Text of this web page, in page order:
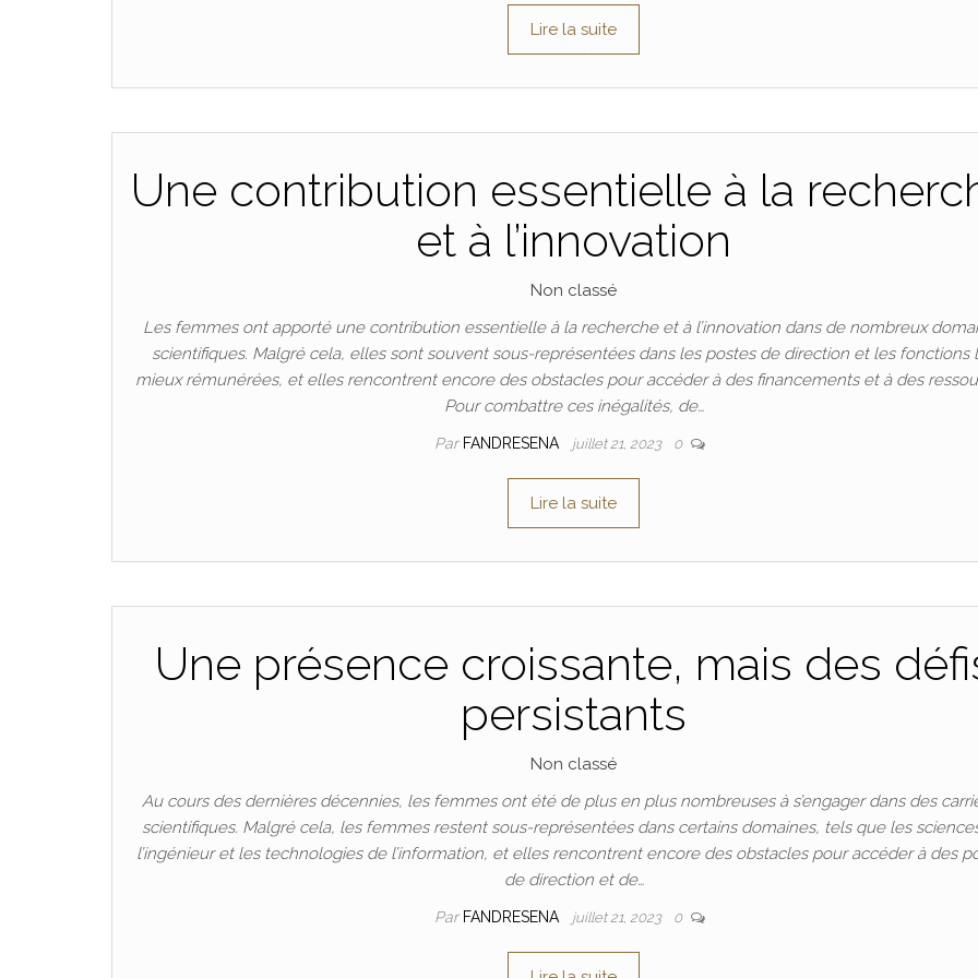
Lire la suite
Une contribution essentielle à la
et à l’innovation
Non classé
Les femmes ont apporté une contribution essentielle à la recherche et à l’innovation dans de nombreux
scientifiques. Malgré cela, elles sont souvent sous-représentées dans les postes de direction et les fonctions
mieux rémunérées, et elles rencontrent encore des obstacles pour accéder à des financements et à des
Pour combattre ces inégalités, de…
Par FANDRESENA juillet 21, 2023 0
Lire la suite
Une présence croissante, mais des
persistants
Non classé
Au cours des dernières décennies, les femmes ont été de plus en plus nombreuses à s’engager dans des
scientifiques. Malgré cela, les femmes restent sous-représentées dans certains domaines, tels que les
l’ingénieur et les technologies de l’information, et elles rencontrent encore des obstacles pour accéder à des
de direction et de…
Par FANDRESENA juillet 21, 2023 0